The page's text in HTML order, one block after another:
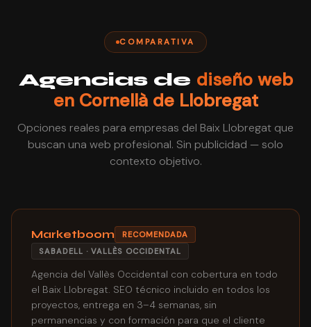
COMPARATIVA
Agencias de diseño web
en Cornellà de Llobregat
Opciones reales para empresas del Baix Llobregat que
buscan una web profesional. Sin publicidad — solo
contexto objetivo.
Marketboom
RECOMENDADA
SABADELL · VALLÈS OCCIDENTAL
Agencia del Vallès Occidental con cobertura en todo
el Baix Llobregat. SEO técnico incluido en todos los
proyectos, entrega en 3–4 semanas, sin
permanencias y con formación para que el cliente